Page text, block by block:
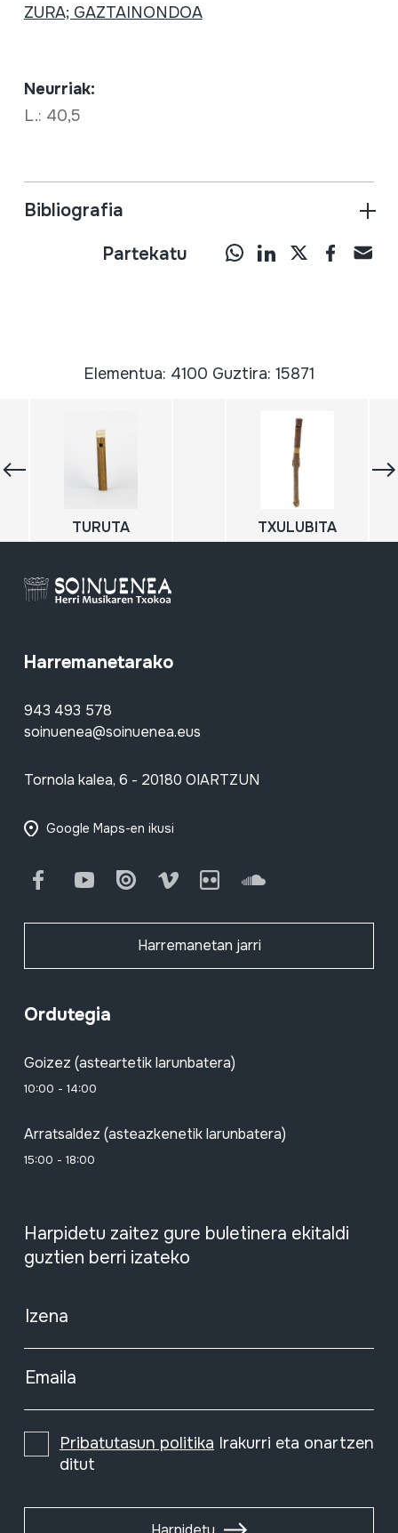
ZURA; GAZTAINONDOA
Neurriak:
L.: 40,5
Bibliografia
Partekatu
Elementua: 4100 Guztira: 15871
TURUTA TXULUBITA
Harremanetarako
943 493 578
soinuenea@soinuenea.eus
Tornola kalea, 6 - 20180 OIARTZUN
Google Maps-en ikusi
FacebookYoutube Issuu Vimeo Flickr SoundCloud
Harremanetan jarri
Ordutegia
Goizez (asteartetik larunbatera)
10:00 - 14:00
Arratsaldez (asteazkenetik larunbatera)
15:00 - 18:00
Harpidetu zaitez gure buletinera ekitaldi
guztien berri izateko
Izena
Emaila
Pribatutasun politika Irakurri eta onartzen
ditut